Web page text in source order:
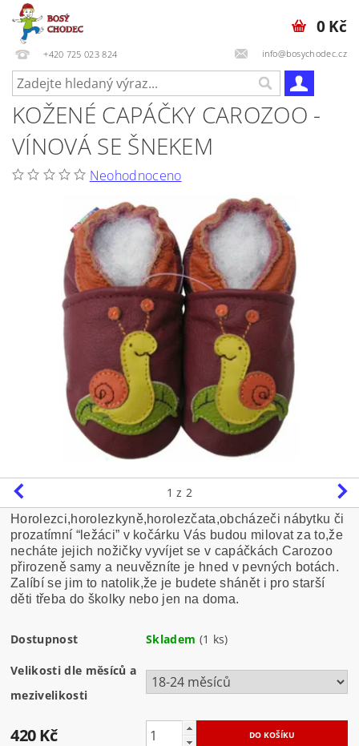
+420 725 023 824 info@bosychodec.cz
0 Kč
KOŽENÉ CAPÁČKY CAROZOO -
VÍNOVÁ SE ŠNEKEM
Neohodnoceno
1 z 2
Horolezci,horolezkyně,horolezčata,obcházeči nábytku či
prozatímní “ležáci” v kočárku Vás budou milovat za to,že
necháte jejich nožičky vyvíjet se v capáčkách Carozoo
přirozeně samy a neuvězníte je hned v pevných botách.
Zalíbí se jim to natolik,že je budete shánět i pro starší
děti třeba do školky nebo jen na doma.
Dostupnost Skladem (1 ks)
Velikosti dle měsíců a
mezivelikosti
420 Kč